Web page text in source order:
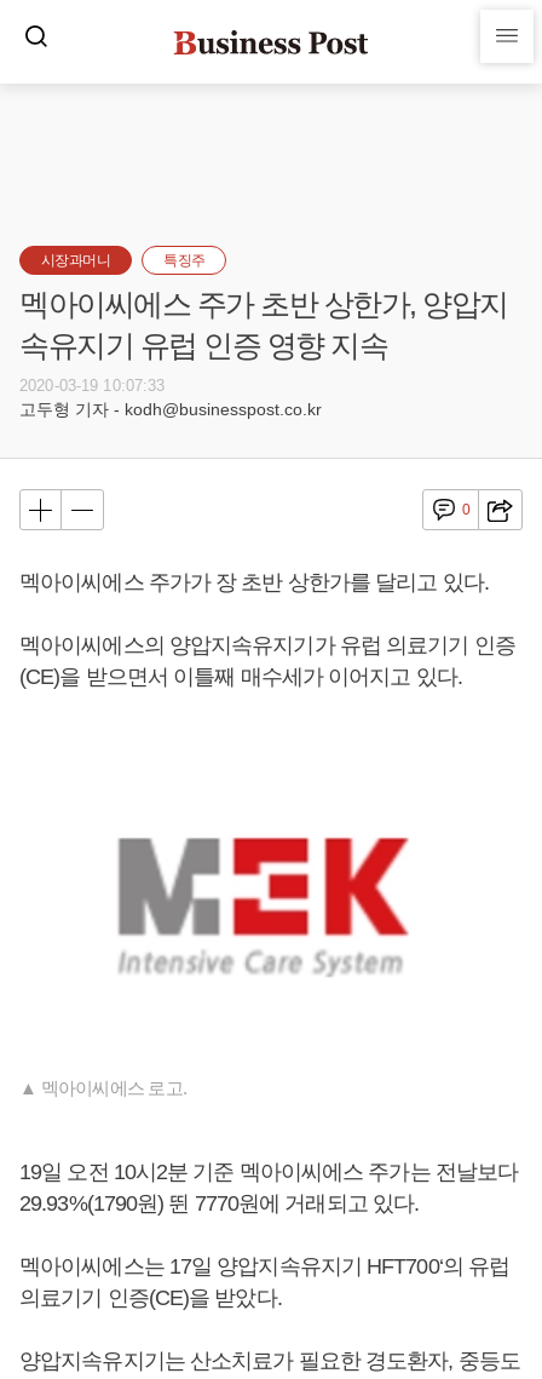
시장과머니 특징주
멕아이씨에스 주가 초반 상한가, 양압지
속유지기 유럽 인증 영향 지속
2020-03-19 10:07:33
고두형 기자 - kodh@businesspost.co.kr
0
멕아이씨에스 주가가 장 초반 상한가를 달리고 있다.
멕아이씨에스의 양압지속유지기가 유럽 의료기기 인증
(CE)을 받으면서 이틀째 매수세가 이어지고 있다.
▲ 멕아이씨에스 로고.
19일 오전 10시2분 기준 멕아이씨에스 주가는 전날보다
29.93%(1790원) 뛴 7770원에 거래되고 있다.
멕아이씨에스는 17일 양압지속유지기 HFT700‘의 유럽
의료기기 인증(CE)을 받았다.
양압지속유지기는 산소치료가 필요한 경도환자, 중등도